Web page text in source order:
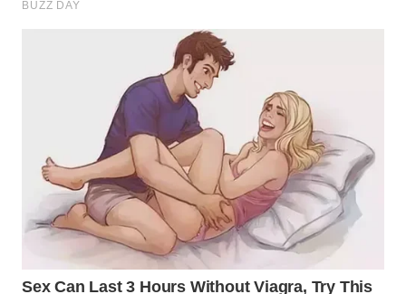
WN
DAIRI
WN
DANAU